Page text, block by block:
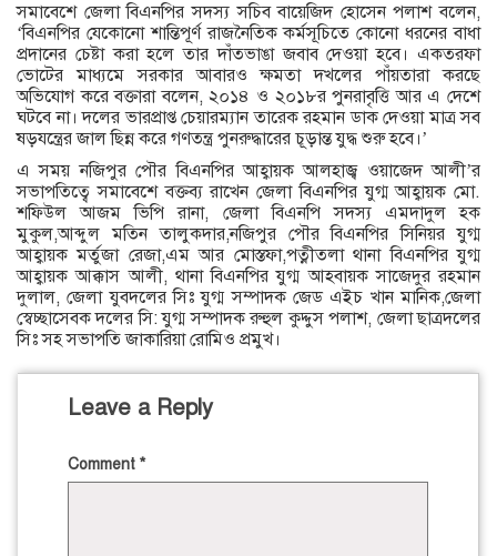
সমাবেশে জেলা বিএনপির সদস্য সচিব বায়েজিদ হোসেন পলাশ বলেন,
‘বিএনপির যেকোনো শান্তিপূর্ণ রাজনৈতিক কর্মসূচিতে কোনো ধরনের বাধা
প্রদানের চেষ্টা করা হলে তার দাঁতভাঙা জবাব দেওয়া হবে। একতরফা
ভোটের মাধ্যমে সরকার আবারও ক্ষমতা দখলের পাঁয়তারা করছে
অভিযোগ করে বক্তারা বলেন, ২০১৪ ও ২০১৮র পুনরাবৃত্তি আর এ দেশে
ঘটবে না। দলের ভারপ্রাপ্ত চেয়ারম্যান তারেক রহমান ডাক দেওয়া মাত্র সব
ষড়যন্ত্রের জাল ছিন্ন করে গণতন্ত্র পুনরুদ্ধারের চূড়ান্ত যুদ্ধ শুরু হবে।’
এ সময় নজিপুর পৌর বিএনপির আহ্বায়ক আলহাজ্ব ওয়াজেদ আলী’র
সভাপতিত্বে সমাবেশে বক্তব্য রাখেন জেলা বিএনপির যুগ্ম আহ্বায়ক মো.
শফিউল আজম ভিপি রানা, জেলা বিএনপি সদস্য এমদাদুল হক
মুকুল,আব্দুল মতিন তালুকদার,নজিপুর পৌর বিএনপির সিনিয়র যুগ্ম
আহ্বায়ক মর্তুজা রেজা,এম আর মোস্তফা,পত্নীতলা থানা বিএনপির যুগ্ম
আহ্বায়ক আক্কাস আলী, থানা বিএনপির যুগ্ম আহবায়ক সাজেদুর রহমান
দুলাল, জেলা যুবদলের সিঃ যুগ্ম সম্পাদক জেড এইচ খান মানিক,জেলা
স্বেচ্ছাসেবক দলের সি: যুগ্ম সম্পাদক রুহুল কুদ্দুস পলাশ, জেলা ছাত্রদলের
সিঃ সহ সভাপতি জাকারিয়া রোমিও প্রমুখ।
Leave a Reply
Comment *